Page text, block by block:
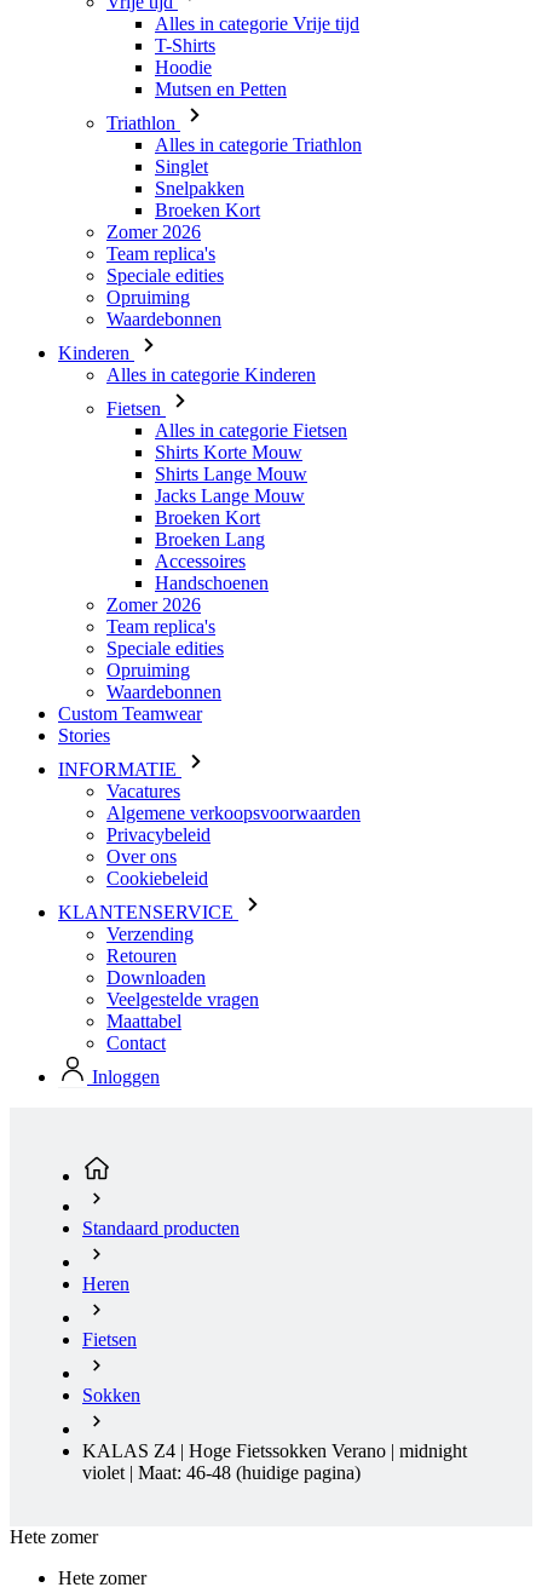
Triathlon
Alles in categorie Triathlon
Singlet
Snelpakken
Broeken Kort
Zomer 2026
Team replica's
Speciale edities
Opruiming
Waardebonnen
Kinderen
Alles in categorie Kinderen
Fietsen
Alles in categorie Fietsen
Shirts Lange Mouw
Jacks Lange Mouw
Broeken Kort
Broeken Lang
Accessoires
Handschoenen
Zomer 2026
Team replica's
Speciale edities
Opruiming
Waardebonnen
Custom Teamwear
Stories
INFORMATIE
Vacatures
Algemene verkoopsvoorwaarden
Privacybeleid
Cookiebeleid
KLANTENSERVICE
Verzending
Retouren
Downloaden
Veelgestelde vragen
Maattabel
Contact
Inloggen
Heren
Fietsen
Sokken
KALAS Z4 | Hoge Fietssokken Verano | midnight
violet | Maat: 46-48
Hete zomer
Hete zomer